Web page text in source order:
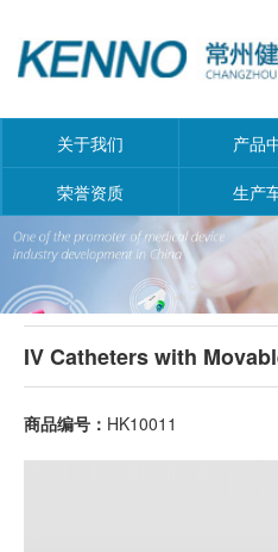
关于我们 产品
荣誉资质 生产
IV Catheters with
商品编号： HK10011